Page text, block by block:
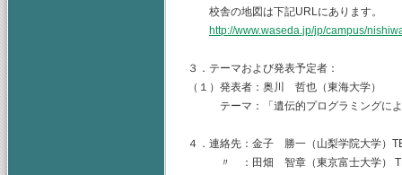
校舎の地図は下記URLにあります。
http://www.waseda.jp/jp/campus/
３．テーマおよび発表予定者：
（１）発表者：奥川 哲也（東海大学）
テーマ：「遺伝的プログラミングによ
４．連絡先：金子 勝一（山梨学院大学）
〃 ：田畑 智章（東京富士大学）